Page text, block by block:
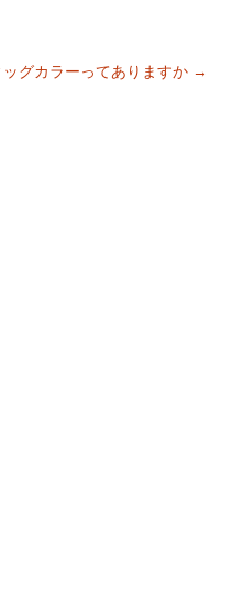
グカラーってありますか →